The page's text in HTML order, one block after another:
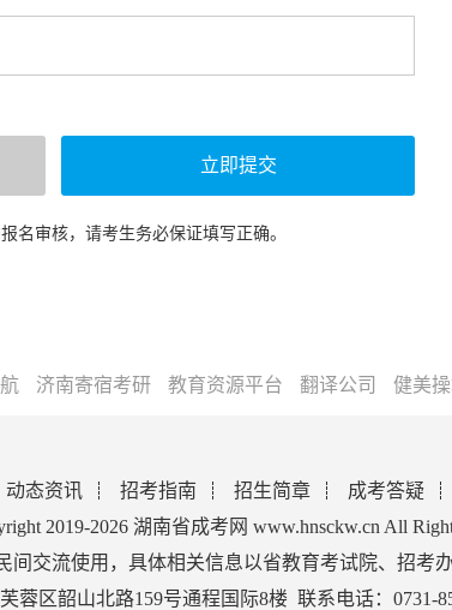
名审核，请考生务必保证填写正确。
济南寄宿考研 教育资源平台 翻译公司 健美操
动态资讯 招考指南 招生简章 成考答疑
2019-2026 湖南省成考网 www.hnsckw.cn All
间交流使用，具体相关信息以省教育考试院、招考
蓉区韶山北路159号通程国际8楼 联系电话：0731-